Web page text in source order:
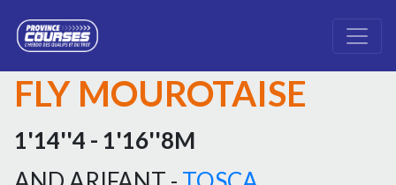
FLY MOUROTAISE
1'14''4 - 1'16''8M